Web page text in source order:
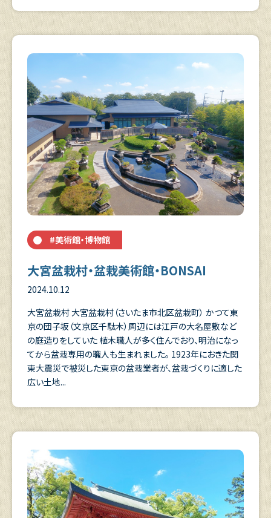
#美術館・博物館
大宮盆栽村・盆栽美術館・BONSAI
2024.10.12
大宮盆栽村 大宮盆栽村（さいたま市北区盆栽町） かつて東
京の団子坂（文京区千駄木）周辺には江戸の大名屋敷など
の庭造りをしていた 植木職人が多く住んでおり、明治になっ
てから盆栽専用の職人も生まれました。 1923年におきた関
東大震災で被災した東京の盆栽業者が、盆栽づくりに適した
広い土地...